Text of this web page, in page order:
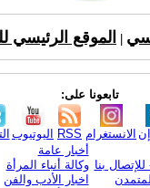
الموقع الرئيسي
تابعونا على:
اليوتيوب RSS الانستغرام
بنا
أخبار عامة
وكالة أنباء المرأة
اخبار الأدب والفن